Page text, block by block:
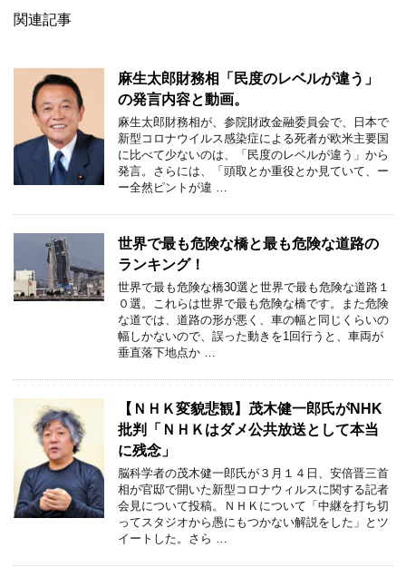
関連記事
麻生太郎財務相「民度のレベルが違う」
の発言内容と動画。
麻生太郎財務相が、参院財政金融委員会で、日本で
新型コロナウイルス感染症による死者が欧米主要国
に比べて少ないのは、「民度のレベルが違う」から
発言。さらには、「頭取とか重役とか見ていて、ー
ー全然ピントが違 …
世界で最も危険な橋と最も危険な道路の
ランキング！
世界で最も危険な橋30選と世界で最も危険な道路１
０選。これらは世界で最も危険な橋です。また危険
な道では、道路の形が悪く、車の幅と同じくらいの
幅しかないので、誤った動きを1回行うと、車両が
垂直落下地点か …
【ＮＨＫ変貌悲観】茂木健一郎氏がNHK
批判「ＮＨＫはダメ公共放送として本当
に残念」
脳科学者の茂木健一郎氏が３月１４日、安倍晋三首
相が官邸で開いた新型コロナウィルスに関する記者
会見について投稿。ＮＨＫについて「中継を打ち切
ってスタジオから愚にもつかない解説をした」とツ
イートした。さら …